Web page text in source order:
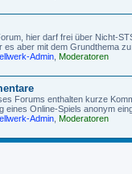
hier darf frei über Nicht-
es aber mit dem Grundthema
Admin Moderatoren
Forums enthalten kurze
eines Online-Spiels anonym
Admin Moderatoren